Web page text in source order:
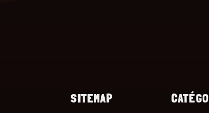
SITEMAP